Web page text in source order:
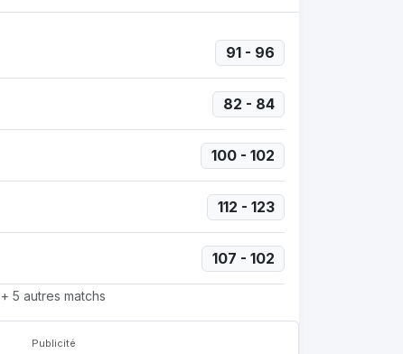
91 - 96
82 - 84
100 - 102
112 - 123
107 - 102
+ 5 autres matchs
Publicité